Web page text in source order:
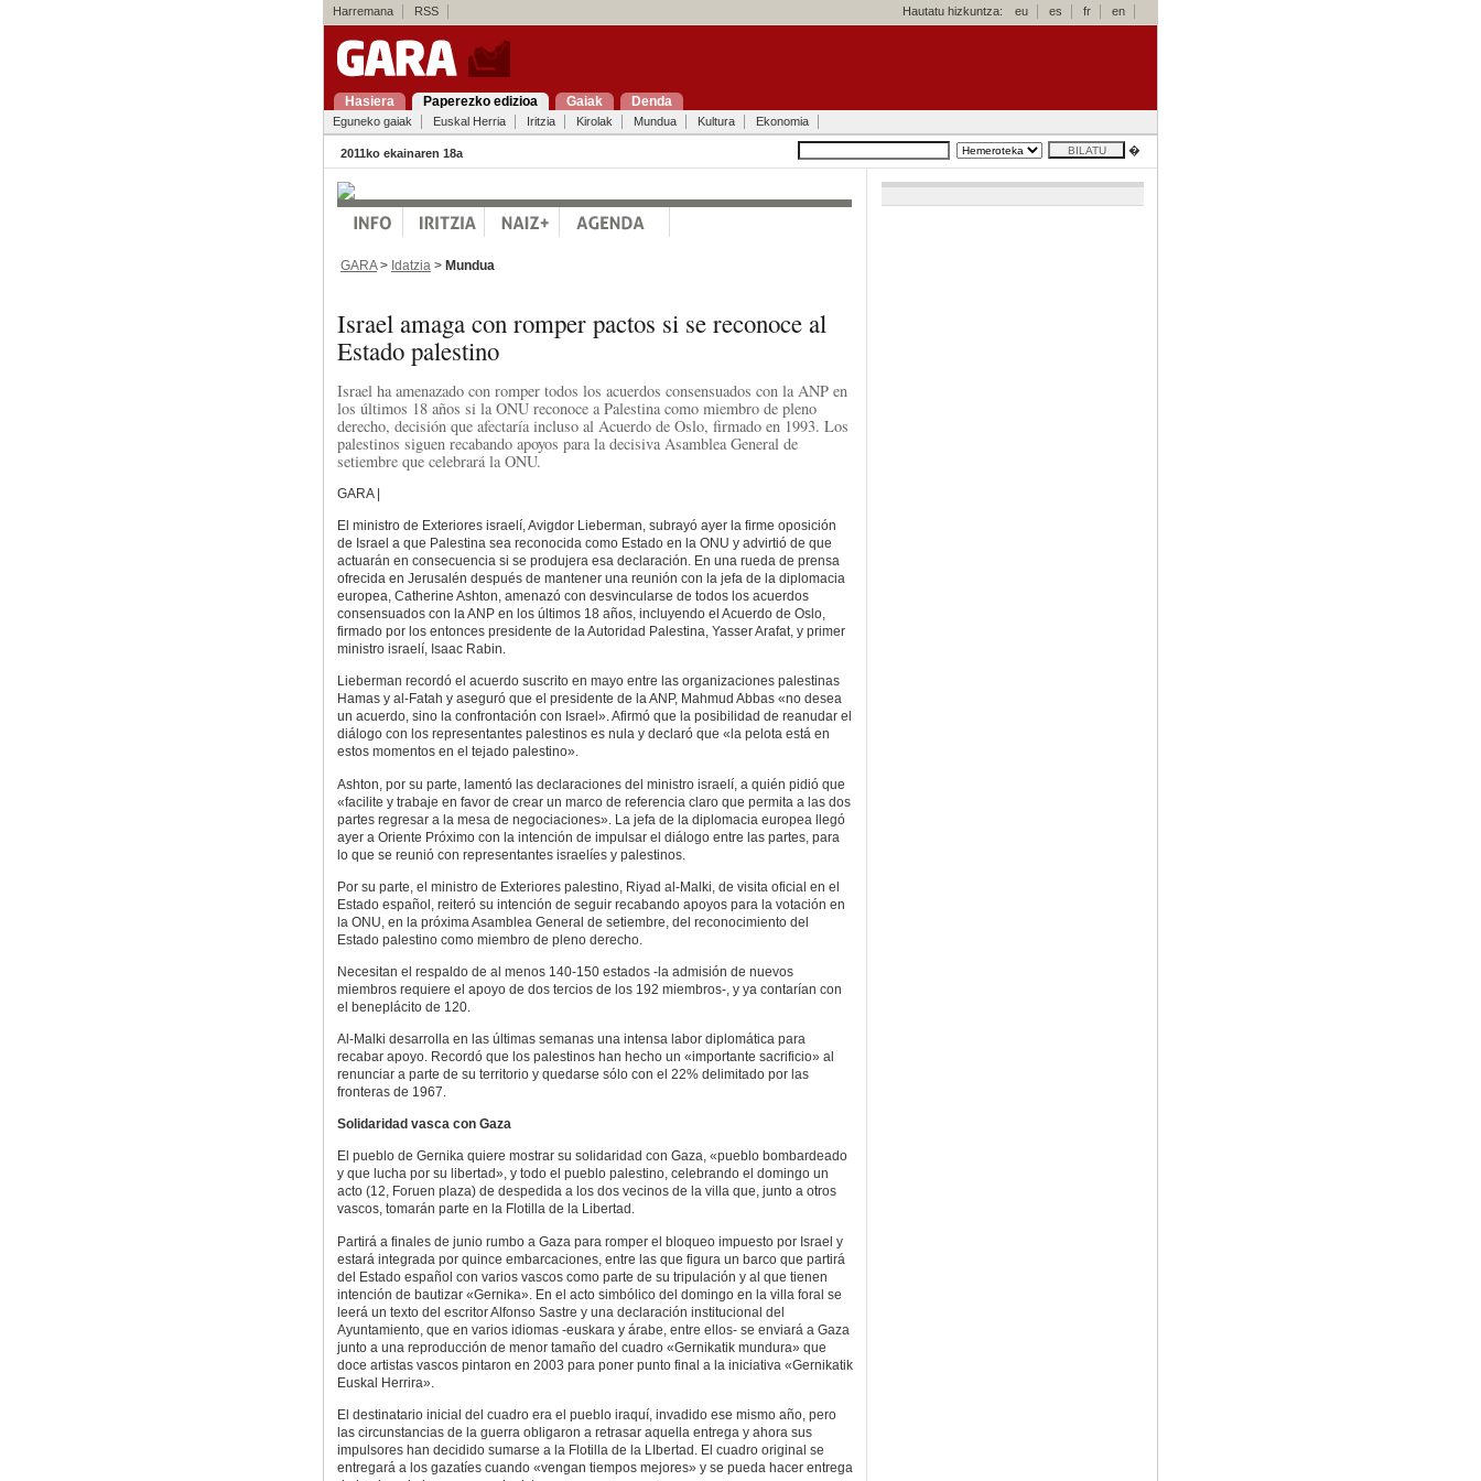
Harremana RSS Hautatu hizkuntza: eu es fr en
Hasiera Paperezko edizioa Gaiak Denda
Eguneko gaiak Euskal Herria Iritzia Kirolak Mundua Kultura Ekonomia
2011ko ekainaren 18a �
GARA> Idatzia > Mundua
Israel amaga con romper pactos si se reconoce al
Estado palestino
Israel ha amenazado con romper todos los acuerdos consensuados con la ANP en
los últimos 18 años si la ONU reconoce a Palestina como miembro de pleno
derecho, decisión que afectaría incluso al Acuerdo de Oslo, firmado en 1993. Los
palestinos siguen recabando apoyos para la decisiva Asamblea General de
setiembre que celebrará la ONU.
GARA |
El ministro de Exteriores israelí, Avigdor Lieberman, subrayó ayer la firme oposición
de Israel a que Palestina sea reconocida como Estado en la ONU y advirtió de que
actuarán en consecuencia si se produjera esa declaración. En una rueda de prensa
ofrecida en Jerusalén después de mantener una reunión con la jefa de la diplomacia
europea, Catherine Ashton, amenazó con desvincularse de todos los acuerdos
consensuados con la ANP en los últimos 18 años, incluyendo el Acuerdo de Oslo,
firmado por los entonces presidente de la Autoridad Palestina, Yasser Arafat, y primer
ministro israelí, Isaac Rabin.
Lieberman recordó el acuerdo suscrito en mayo entre las organizaciones palestinas
Hamas y al-Fatah y aseguró que el presidente de la ANP, Mahmud Abbas «no desea
un acuerdo, sino la confrontación con Israel». Afirmó que la posibilidad de reanudar el
diálogo con los representantes palestinos es nula y declaró que «la pelota está en
estos momentos en el tejado palestino».
Ashton, por su parte, lamentó las declaraciones del ministro israelí, a quién pidió que
«facilite y trabaje en favor de crear un marco de referencia claro que permita a las dos
partes regresar a la mesa de negociaciones». La jefa de la diplomacia europea llegó
ayer a Oriente Próximo con la intención de impulsar el diálogo entre las partes, para
lo que se reunió con representantes israelíes y palestinos.
Por su parte, el ministro de Exteriores palestino, Riyad al-Malki, de visita oficial en el
Estado español, reiteró su intención de seguir recabando apoyos para la votación en
la ONU, en la próxima Asamblea General de setiembre, del reconocimiento del
Estado palestino como miembro de pleno derecho.
Necesitan el respaldo de al menos 140-150 estados -la admisión de nuevos
miembros requiere el apoyo de dos tercios de los 192 miembros-, y ya contarían con
el beneplácito de 120.
Al-Malki desarrolla en las últimas semanas una intensa labor diplomática para
recabar apoyo. Recordó que los palestinos han hecho un «importante sacrificio» al
renunciar a parte de su territorio y quedarse sólo con el 22% delimitado por las
fronteras de 1967.
Solidaridad vasca con Gaza
El pueblo de Gernika quiere mostrar su solidaridad con Gaza, «pueblo bombardeado
y que lucha por su libertad», y todo el pueblo palestino, celebrando el domingo un
acto (12, Foruen plaza) de despedida a los dos vecinos de la villa que, junto a otros
vascos, tomarán parte en la Flotilla de la Libertad.
Partirá a finales de junio rumbo a Gaza para romper el bloqueo impuesto por Israel y
estará integrada por quince embarcaciones, entre las que figura un barco que partirá
del Estado español con varios vascos como parte de su tripulación y al que tienen
intención de bautizar «Gernika». En el acto simbólico del domingo en la villa foral se
leerá un texto del escritor Alfonso Sastre y una declaración institucional del
Ayuntamiento, que en varios idiomas -euskara y árabe, entre ellos- se enviará a Gaza
junto a una reproducción de menor tamaño del cuadro «Gernikatik mundura» que
doce artistas vascos pintaron en 2003 para poner punto final a la iniciativa «Gernikatik
Euskal Herrira».
El destinatario inicial del cuadro era el pueblo iraquí, invadido ese mismo año, pero
las circunstancias de la guerra obligaron a retrasar aquella entrega y ahora sus
impulsores han decidido sumarse a la Flotilla de la LIbertad. El cuadro original se
entregará a los gazatíes cuando «vengan tiempos mejores» y se pueda hacer entrega